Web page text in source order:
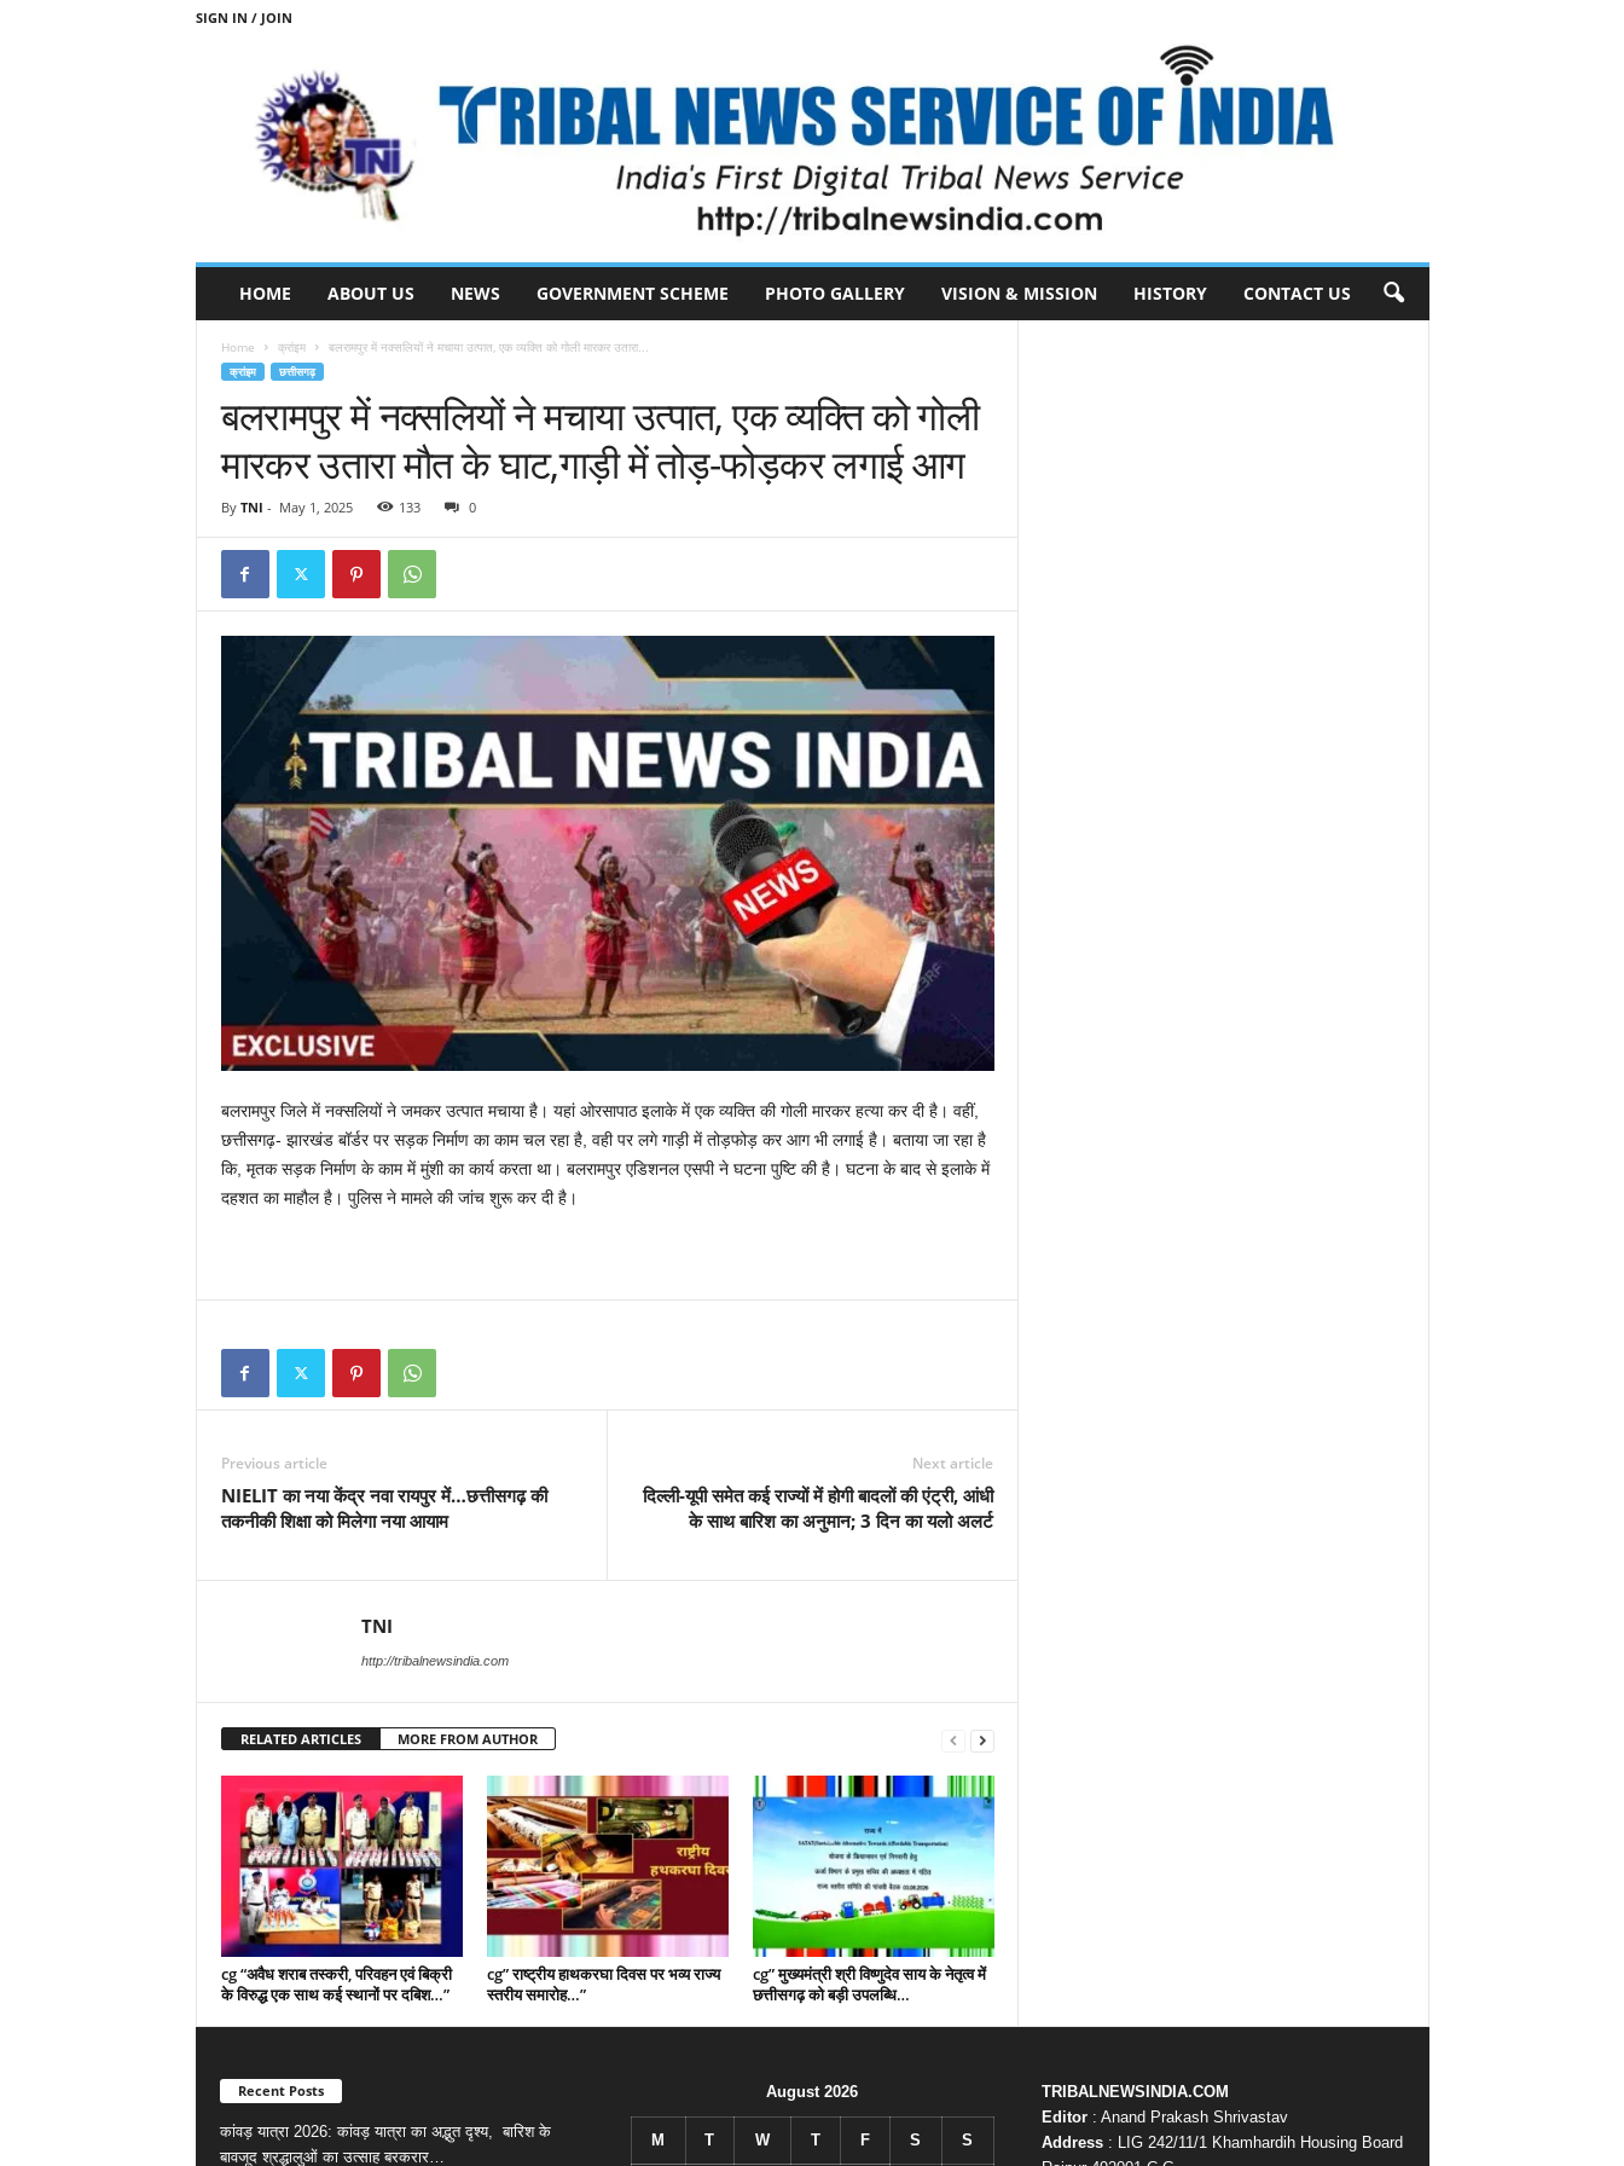
SIGN IN / JOIN
I
HOME ABOUT US NEWS GOVERNMENT SCHEME PHOTO GALLERY VISION & MISSION HISTORY CONTACT US
Home क्रांइम बलरामपुर में नक्सलियों ने मचाया उत्पात, एक व्यक्ति को गोली मारकर उतारा...
क्रांइम छत्तीसगढ़
बलरामपुर में नक्सलियों ने मचाया उत्पात, एक व्यक्ति को गोली
मारकर उतारा मौत के घाट,गाड़ी में तोड़-फोड़कर लगाई आग
By TNI - May 1, 2025 133 0
बलरामपुर जिले में नक्सलियों ने जमकर उत्पात मचाया है। यहां ओरसापाठ इलाके में एक व्यक्ति की गोली मारकर हत्या कर दी है। वहीं,
छत्तीसगढ़- झारखंड बॉर्डर पर सड़क निर्माण का काम चल रहा है, वही पर लगे गाड़ी में तोड़फोड़ कर आग भी लगाई है। बताया जा रहा है
कि, मृतक सड़क निर्माण के काम में मुंशी का कार्य करता था। बलरामपुर एडिशनल एसपी ने घटना पुष्टि की है। घटना के बाद से इलाके में
दहशत का माहौल है। पुलिस ने मामले की जांच शुरू कर दी है।
Previous article
NIELIT का नया केंद्र नवा रायपुर में…छत्तीसगढ़ की
तकनीकी शिक्षा को मिलेगा नया आयाम
Next article
दिल्ली-यूपी समेत कई राज्यों में होगी बादलों की एंट्री, आंधी
के साथ बारिश का अनुमान; 3 दिन का यलो अलर्ट
TNI
http://tribalnewsindia.com
RELATED ARTICLES MORE FROM AUTHOR
cg “अवैध शराब तस्करी, परिवहन एवं बिक्री
के विरुद्ध एक साथ कई स्थानों पर दबिश…”
cg” राष्ट्रीय हाथकरघा दिवस पर भव्य राज्य
स्तरीय समारोह…”
cg” मुख्यमंत्री श्री विष्णुदेव साय के नेतृत्व में
छत्तीसगढ़ को बड़ी उपलब्धि…
Recent Posts
कांवड़ यात्रा 2026: कांवड़ यात्रा का अद्भुत दृश्य, बारिश के
बावजूद श्रद्धालुओं का उत्साह बरकरार…
August 2026
M T W T F S S
TRIBALNEWSINDIA.COM
Editor: Anand Prakash Shrivastav
Address: LIG 242/11/1 Khamhardih Housing Board